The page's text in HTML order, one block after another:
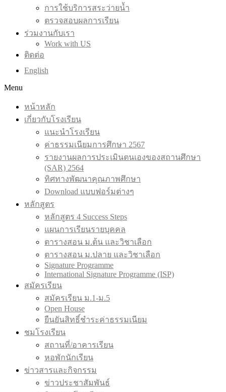
การใช้บริการสระว่ายน้ำ
ตรวจสอบผลการเรียน
ร่วมงานกับเรา
Work with US
ติดต่อ
English
Menu
หน้าหลัก
เกี่ยวกับโรงเรียน
แนะนำโรงเรียน
ค่าธรรมเนียมการศึกษา 2567
รายงานผลการประเมินตนเองของสถานศึกษา
(SAR) 2564
ทิศทางพัฒนาคุณภาพศึกษา
Download แบบฟอร์มต่างๆ
หลักสูตร
หลักสูตร 4 Success Steps
แผนการเรียนรายบุคคล
ตารางสอน ม.ต้น และวิชาเลือก
ตารางสอน ม.ปลาย และวิชาเลือก
Signature Programme
International Signature Programme (ISP)
สมัครเรียน
สมัครเรียน ม.1-ม.5
Open House
ยืนยันสิทธิ์ชำระค่าธรรมเนียม
ชมโรงเรียน
สถานที่/อาคารเรียน
หอพักนักเรียน
ข่าวสารและกิจกรรม
ข่าวประชาสัมพันธ์